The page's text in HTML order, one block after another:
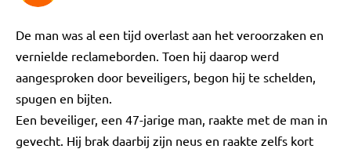
De man was al een tijd overlast aan het veroorzaken en
vernielde reclameborden. Toen hij daarop werd
aangesproken door beveiligers, begon hij te schelden,
spugen en bijten.
Een beveiliger, een 47-jarige man, raakte met de man in
gevecht. Hij brak daarbij zijn neus en raakte zelfs kort